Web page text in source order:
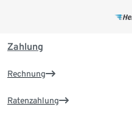
Zahlung
Rechnung
Ratenzahlung